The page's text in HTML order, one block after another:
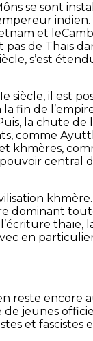
se sont
et
pas de Thaïs
s’est
siècle, il est
fin de
la chute de
comme
khmères,
central
dominant
thaïe,
en particulier
reste encore
jeunes
et fascistes